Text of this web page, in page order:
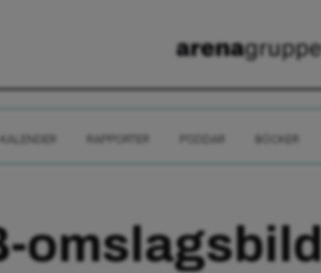
KALENDER RAPPORTER BÖCKER
omslagsbild